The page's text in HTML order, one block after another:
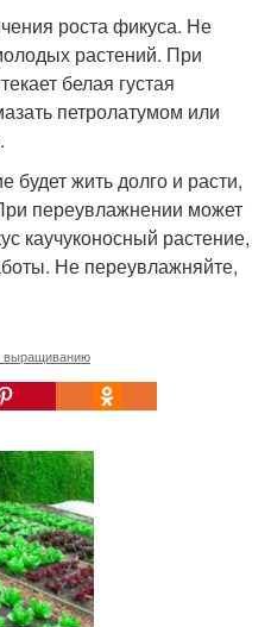
роста фикуса. Не
растений. При
белая густая
петролатумом или
жить долго и расти,
переувлажнении может
каучуконосный растение,
Не переувлажняйте,
выращиванию